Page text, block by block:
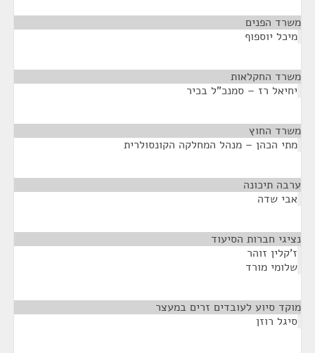
משרד הפנים
מיכל יוספוף
משרד החקלאות
יחיאל רז – סמנכ"ל בכיר
משרד החוץ
מתי הכהן – מנהל המחלקה הקונסולרית
ערבה תיכונה
אבי שדה
נציגי חברות הסיעוד
ז'קלין זוהר
שלומי מורד
מוקד סיוע לעובדים זרים במעצר
סיגל רוזן